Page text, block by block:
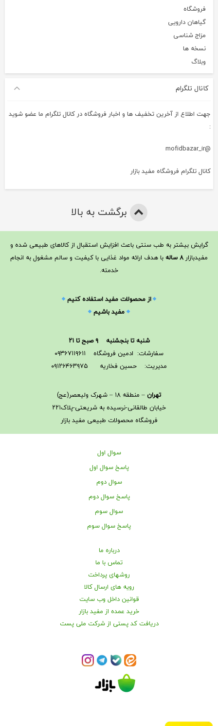
فروشگاه
گیاهان دارویی
مزاج شناسی
نسخه ها
وبلاگ
کانال تلگرام
جهت اطلاع از آخرین تخفیف ها و اخبار فروشگاه در کانال تلگرام ما عضو شوید
:
@mofidbazar_ir
کانال تلگرام فروشگاه مفید بازار
برگشت به بالا
گرایش بیشتر به طب سنتی باعث افزایش استقبال از کالاهای طبیعی شده و
مفیدبازار۸ ساله
با هدف ارائه مواد غذایی با کیفیت و سالم مشغول به انجام
خدمته.
از محصولات مفید استفاده کنیم
مفید باشیم
شنبه تا بنجشنبه ۹ صبح تا ۲۱
سفارشات: ادمین فروشگاه ۰۹۳۶۷۱۱۹۶۱۱
مدیریت: حسین فخاریه ۰۹۱۲۶۴۶۳۹۷۵
تهران – منطقه ۱۸ – شهرک ولیعصر(عج)
خیابان طالقانی-نرسیده به شریعتی-پلاک۲۲۱
فروشگاه محصولات طبیعی مفید بازار
سوال اول
پاسخ سوال اول
سوال دوم
پاسخ سوال دوم
سوال سوم
پاسخ سوال سوم
درباره ما
تماس با ما
روشهای پرداخت
رویه های ارسال کالا
قوانین داخل وب سایت
خرید عمده از مفید بازار
دریافت کد پستی از شرکت ملی پست